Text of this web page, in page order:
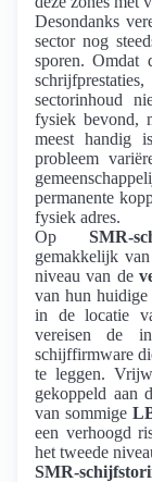
Desondanks
sector nog
sporen. Omdat
sectorinhoud
fysiek bevond,
meest handig
probleem
permanente
fysiek adres.
OpSMR-
gemakkelijk
niveau van de
van hun
in de locatie
vereisen de
schijffirmware
te leggen.
gekoppeld aan
van sommige
een verhoogd
het tweede
SMR-